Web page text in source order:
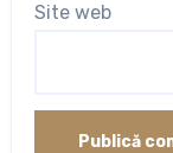
Site web